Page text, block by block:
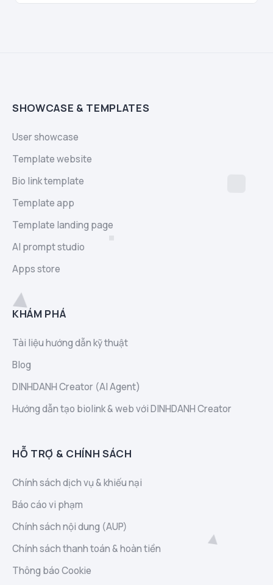
SHOWCASE & TEMPLATES
User showcase
Template website
Bio link template
Template app
Template landing page
AI prompt studio
Apps store
KHÁM PHÁ
Tài liệu hướng dẫn kỹ thuật
Blog
DINHDANH Creator (AI Agent)
Hướng dẫn tạo biolink & web với DINHDANH Creator
HỖ TRỢ & CHÍNH SÁCH
Chính sách dịch vụ & khiếu nại
Báo cáo vi phạm
Chính sách nội dung (AUP)
Chính sách thanh toán & hoàn tiền
Thông báo Cookie